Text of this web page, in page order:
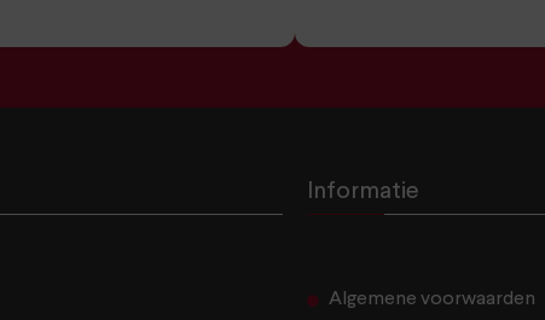
Informatie
Algemene voorwaarden